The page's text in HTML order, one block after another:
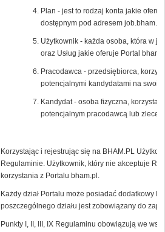
Plan - jest to rodzaj konta jakie
dostępnym pod adresem job.bham.pl.
Użytkownik - każda osoba, która w
oraz Usług jakie oferuje Portal
Pracodawca - przedsiębiorca,
potencjalnymi kandydatami na
Kandydat - osoba fizyczna,
potencjalnym pracodawcą lub
Korzystając i rejestrując się na BHAM.PL
Regulaminie. Użytkownik, który nie akceptuje
korzystania z Portalu bham.pl.
Każdy dział Portalu może posiadać dodatkowy
poszczególnego działu jest zobowiązany do
Punkty I, II, III, IX Regulaminu obowiązują we